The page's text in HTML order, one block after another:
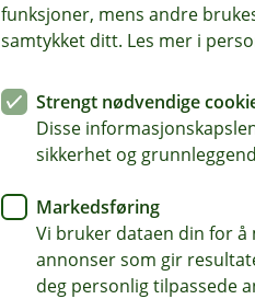
funksjoner, mens andre
samtykket ditt. Les mer i
Strengt nødvendige
Disse
sikkerhet og
Markedsføring
Vi bruker dataen din for
annonser som gir
deg personlig tilpassede